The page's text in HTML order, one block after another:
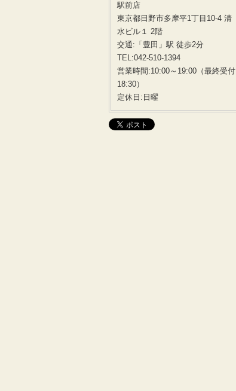
駅前店
東京都日野市多摩平1丁目10-4 清
水ビル１ 2階
交通:「豊田」駅 徒歩2分
TEL:042-510-1394
営業時間:10:00～19:00（最終受付
18:30）
定休日:日曜